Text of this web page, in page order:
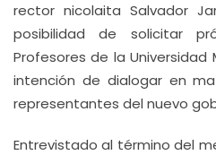
rector nicolaita Salvador
posibilidad de solicitar
Profesores de la Universidad
intención de dialogar en
representantes del nuevo
Entrevistado al término del